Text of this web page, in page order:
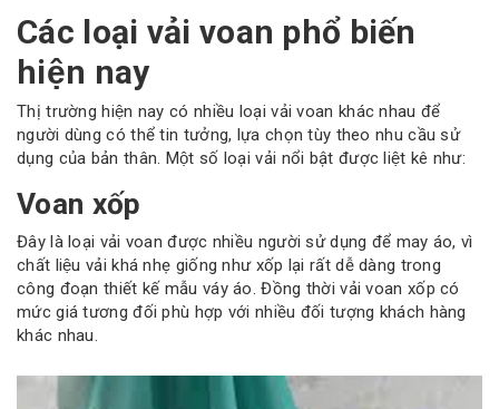
Các loại vải voan phổ biến
hiện nay
Thị trường hiện nay có nhiều loại vải voan khác nhau để
người dùng có thể tin tưởng, lựa chọn tùy theo nhu cầu sử
dụng của bản thân. Một số loại vải nổi bật được liệt kê như:
Voan xốp
Đây là loại vải voan được nhiều người sử dụng để may áo, vì
chất liệu vải khá nhẹ giống như xốp lại rất dễ dàng trong
công đoạn thiết kế mẫu váy áo. Đồng thời vải voan xốp có
mức giá tương đối phù hợp với nhiều đối tượng khách hàng
khác nhau.